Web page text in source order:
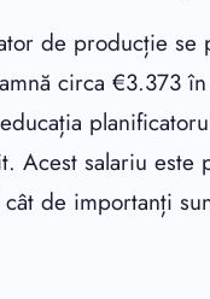
de producție se
circa €3.373
salariu este
de importanți